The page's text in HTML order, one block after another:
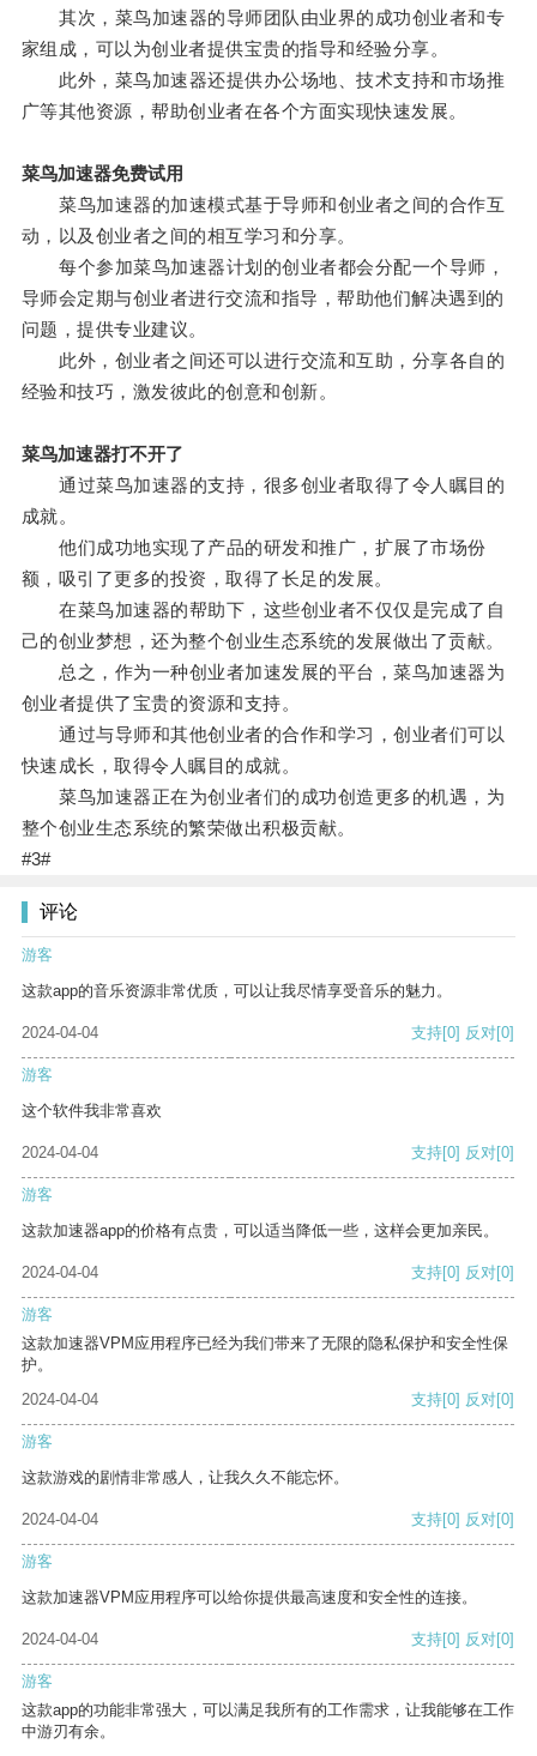
其次，菜鸟加速器的导师团队由业界的成功创业者和专
家组成，可以为创业者提供宝贵的指导和经验分享。
此外，菜鸟加速器还提供办公场地、技术支持和市场推
广等其他资源，帮助创业者在各个方面实现快速发展。
菜鸟加速器免费试用
菜鸟加速器的加速模式基于导师和创业者之间的合作互
动，以及创业者之间的相互学习和分享。
每个参加菜鸟加速器计划的创业者都会分配一个导师，
导师会定期与创业者进行交流和指导，帮助他们解决遇到的
问题，提供专业建议。
此外，创业者之间还可以进行交流和互助，分享各自的
经验和技巧，激发彼此的创意和创新。
菜鸟加速器打不开了
通过菜鸟加速器的支持，很多创业者取得了令人瞩目的
成就。
他们成功地实现了产品的研发和推广，扩展了市场份
额，吸引了更多的投资，取得了长足的发展。
在菜鸟加速器的帮助下，这些创业者不仅仅是完成了自
己的创业梦想，还为整个创业生态系统的发展做出了贡献。
总之，作为一种创业者加速发展的平台，菜鸟加速器为
创业者提供了宝贵的资源和支持。
通过与导师和其他创业者的合作和学习，创业者们可以
快速成长，取得令人瞩目的成就。
菜鸟加速器正在为创业者们的成功创造更多的机遇，为
整个创业生态系统的繁荣做出积极贡献。
#3#
评论
游客
这款app的音乐资源非常优质，可以让我尽情享受音乐的魅力。
2024-04-04 支持[0] 反对[0]
游客
这个软件我非常喜欢
2024-04-04 支持[0] 反对[0]
游客
这款加速器app的价格有点贵，可以适当降低一些，这样会更加亲民。
2024-04-04 支持[0] 反对[0]
游客
这款加速器VPM应用程序已经为我们带来了无限的隐私保护和安全性保
护。
2024-04-04
支持[0] 反对[0]
游客
这款游戏的剧情非常感人，让我久久不能忘怀。
2024-04-04 支持[0] 反对[0]
游客
这款加速器VPM应用程序可以给你提供最高速度和安全性的连接。
2024-04-04 支持[0] 反对[0]
游客
这款app的功能非常强大，可以满足我所有的工作需求，让我能够在工作
中游刃有余。